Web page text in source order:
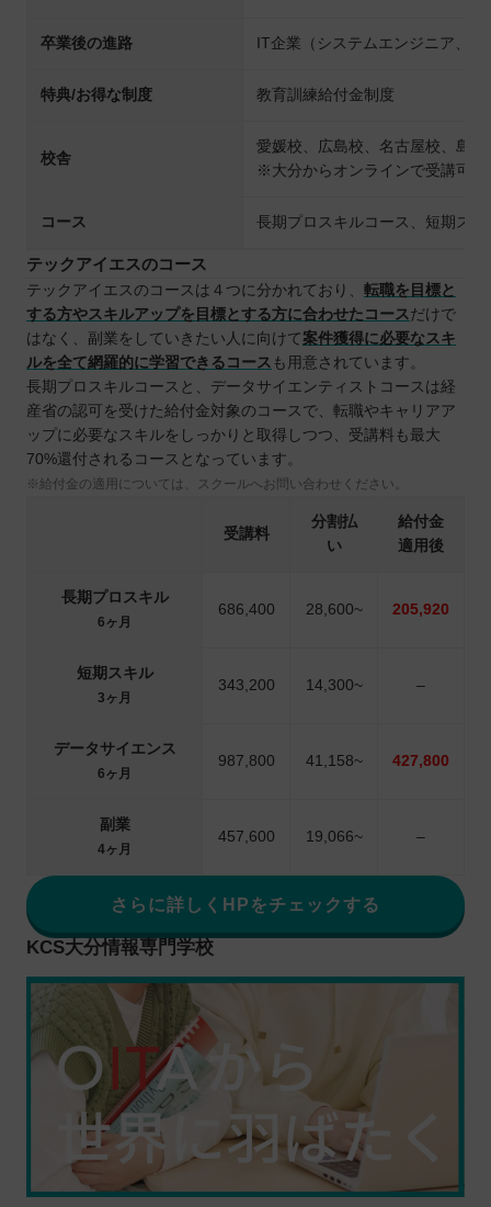
卒業後の進路 IT企業（システムエンジニア、
特典/お得な制度 教育訓練給付金制度
校舎
愛媛校、広島校、名古屋校、島根
※大分からオンラインで受講可能
コース 長期プロスキルコース、短期ス
テックアイエスのコース
テックアイエスのコースは４つに分かれており、 転職を目標と
する方やスキルアップを目標とする方に合わせたコースだけで
はなく、副業をしていきたい人に向けて案件獲得に必要なスキ
ルを全て網羅的に学習できるコース も用意されています。
長期プロスキルコースと、データサイエンティストコースは経
産省の認可を受けた給付金対象のコースで、転職やキャリアア
ップに必要なスキルをしっかりと取得しつつ、受講料も最大
70%還付されるコースとなっています。
※給付金の適用については、スクールへお問い合わせください。
受講料
分割払
い
給付金
適用後
長期プロスキル
6ヶ月
686,400 28,600~ 205,920
短期スキル
3ヶ月
343,200 14,300~ –
データサイエンス
6ヶ月
987,800 41,158~ 427,800
副業
4ヶ月
457,600 19,066~ –
さらに詳しくHPをチェックする
KCS大分情報専門学校